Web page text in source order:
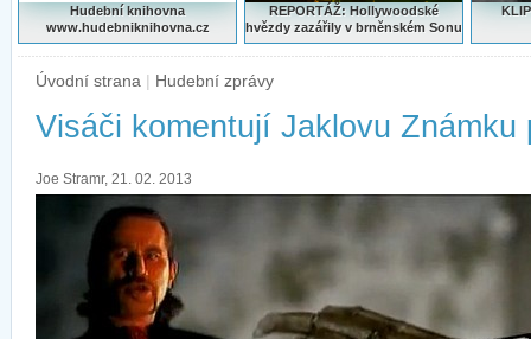
Hudební knihovna
www.hudebniknihovna.cz
REPORTÁŽ: Hollywoodské
hvězdy zazářily v brněnském Sonu
Úvodní strana | Hudební zprávy
Visáči komentují Jaklovu Známku
Joe Stramr, 21. 02. 2013